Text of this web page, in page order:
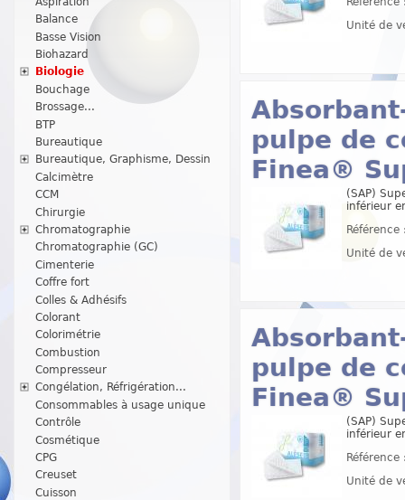
Balance
Basse Vision
Biohazard
Biologie
Bouchage
Brossage...
BTP
Bureautique
Bureautique, Graphisme, Dessin
Calcimètre
CCM
Chirurgie
Chromatographie
Chromatographie (GC)
Cimenterie
Coffre fort
Colles & Adhésifs
Colorant
Colorimétrie
Combustion
Compresseur
Congélation, Réfrigération...
Consommables à usage unique
Contrôle
Cosmétique
CPG
Creuset
Cuisson
Unité de
pulpe de
Finea®
(SAP)
inférieur
Unité de
pulpe de
Finea®
(SAP)
inférieur
Unité de